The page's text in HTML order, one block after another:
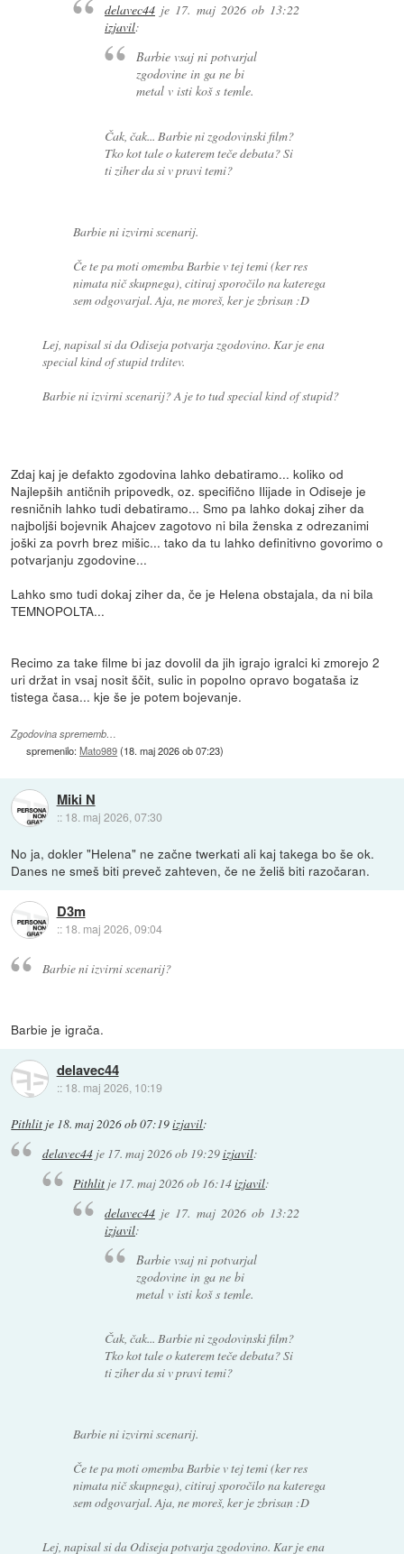
delavec44je 17. maj 2026 ob 13:22
izjavil:
Barbie vsaj ni potvarjal
zgodovine in ga ne bi
metal v isti koš s temle.
Čak, čak... Barbie ni zgodovinski film?
Tko kot tale o katerem teče debata? Si
ti ziher da si v pravi temi?
Barbie ni izvirni scenarij.
Če te pa moti omemba Barbie v tej temi (ker res
nimata nič skupnega), citiraj sporočilo na katerega
sem odgovarjal. Aja, ne moreš, ker je zbrisan :D
Lej, napisal si da Odiseja potvarja zgodovino. Kar je ena
special kind of stupid trditev.
Barbie ni izvirni scenarij? A je to tud special kind of stupid?
Zdaj kaj je defakto zgodovina lahko debatiramo... koliko od
Najlepših antičnih pripovedk, oz. specifično Ilijade in Odiseje je
resničnih lahko tudi debatiramo... Smo pa lahko dokaj ziher da
najboljši bojevnik Ahajcev zagotovo ni bila ženska z odrezanimi
joški za povrh brez mišic... tako da tu lahko definitivno govorimo o
potvarjanju zgodovine...
Lahko smo tudi dokaj ziher da, če je Helena obstajala, da ni bila
TEMNOPOLTA...
Recimo za take filme bi jaz dovolil da jih igrajo igralci ki zmorejo 2
uri držat in vsaj nosit ščit, sulic in popolno opravo bogataša iz
tistega časa... kje še je potem bojevanje.
Zgodovina sprememb…
spremenilo:Mato989(18. maj 2026 ob 07:23)
Miki N
:: 18. maj 2026, 07:30
No ja, dokler "Helena" ne začne twerkati ali kaj takega bo še ok.
Danes ne smeš biti preveč zahteven, če ne želiš biti razočaran.
D3m
:: 18. maj 2026, 09:04
Barbie ni izvirni scenarij?
Barbie je igrača.
delavec44
:: 18. maj 2026, 10:19
Pithlit je 18. maj 2026 ob 07:19izjavil:
delavec44je 17. maj 2026 ob 19:29izjavil:
Pithlit je 17. maj 2026 ob 16:14izjavil:
delavec44je 17. maj 2026 ob 13:22
izjavil:
Barbie vsaj ni potvarjal
zgodovine in ga ne bi
metal v isti koš s temle.
Čak, čak... Barbie ni zgodovinski film?
Tko kot tale o katerem teče debata? Si
ti ziher da si v pravi temi?
Barbie ni izvirni scenarij.
Če te pa moti omemba Barbie v tej temi (ker res
nimata nič skupnega), citiraj sporočilo na katerega
sem odgovarjal. Aja, ne moreš, ker je zbrisan :D
Lej, napisal si da Odiseja potvarja zgodovino. Kar je ena